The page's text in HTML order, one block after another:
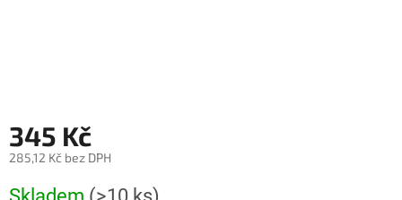
345 Kč
285,12 Kč bez DPH